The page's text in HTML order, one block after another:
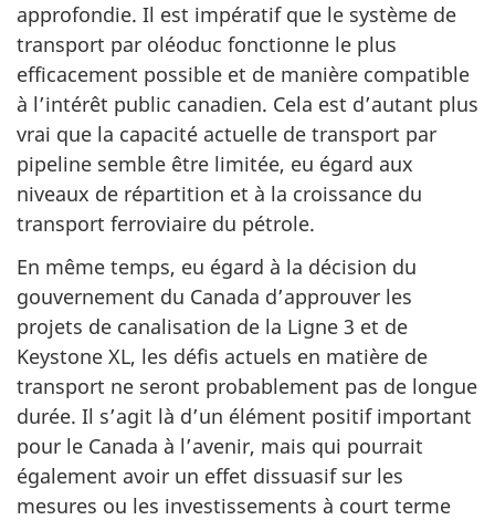
approfondie. Il est impératif que le système de
transport par oléoduc fonctionne le plus
efficacement possible et de manière compatible
à l’intérêt public canadien. Cela est d’autant plus
vrai que la capacité actuelle de transport par
pipeline semble être limitée, eu égard aux
niveaux de répartition et à la croissance du
transport ferroviaire du pétrole.
En même temps, eu égard à la décision du
gouvernement du Canada d’approuver les
projets de canalisation de la Ligne 3 et de
Keystone XL, les défis actuels en matière de
transport ne seront probablement pas de longue
durée. Il s’agit là d’un élément positif important
pour le Canada à l’avenir, mais qui pourrait
également avoir un effet dissuasif sur les
mesures ou les investissements à court terme